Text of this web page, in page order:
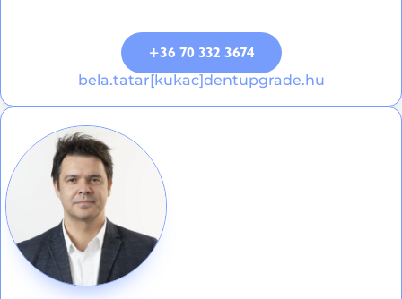
+36 70 332 3674
bela.tatar[kukac]dentupgrade.hu